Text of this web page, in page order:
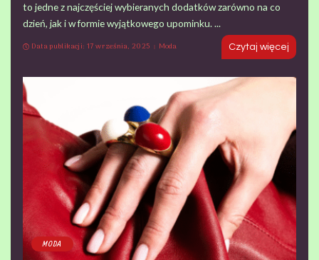
to jedne z najczęściej wybieranych dodatków zarówno na co
dzień, jak i w formie wyjątkowego upominku. ...
Data publikacji: 17 września, 2025
Moda Czytaj więcej
MODA